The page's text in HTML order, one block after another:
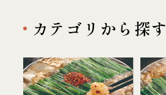
カテゴリから探す